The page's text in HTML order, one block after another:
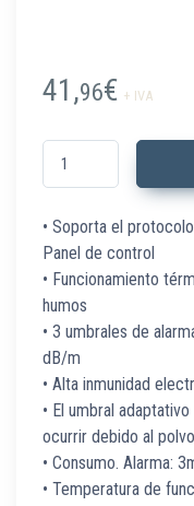
41,96€ + IVA
TFD-1271 Detector
• Soporta el
Panel de control
• Funcionamiento
humos
• 3 umbrales de
dB/m
• Alta inmunidad
• El umbral
ocurrir debido al
• Consumo. Alarma:
• Temperatura de